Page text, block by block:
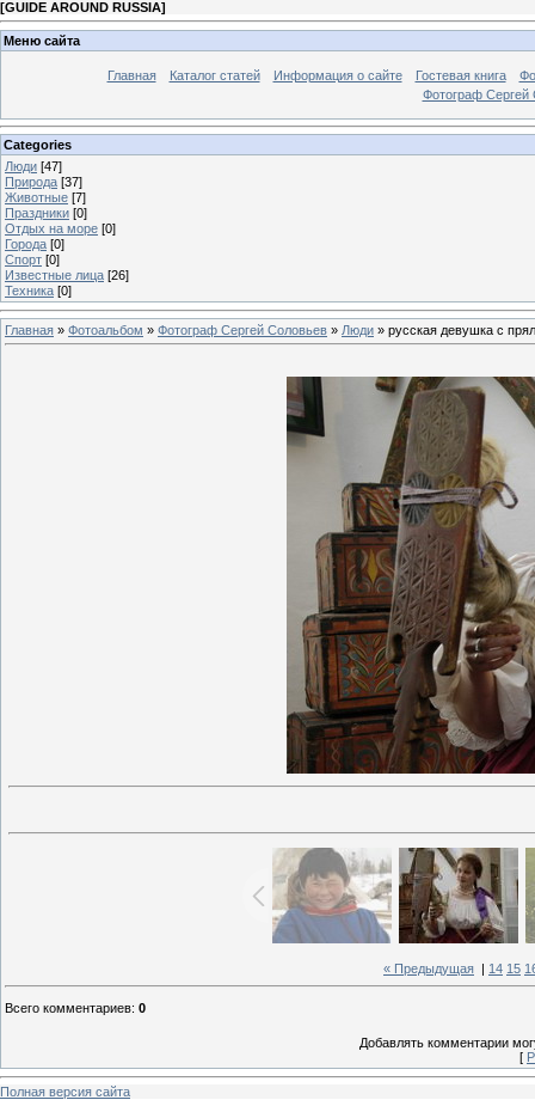
[GUIDE AROUND RUSSIA]
Меню сайта
Главная Каталог статей Информация о сайте Гостевая книга
Фотограф Сергей
Categories
Люди [47]
Природа [37]
Животные [7]
Праздники [0]
Отдых на море [0]
Города [0]
Спорт [0]
Известные лица [26]
Техника [0]
Главная » Фотоальбом » Фотограф Сергей Соловьев » Люди » русская девушка с
« Предыдущая | 14 15
Всего комментариев: 0
Добавлять комментарии
[
Полная версия сайта